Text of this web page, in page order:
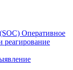
Оперативное
реагирование